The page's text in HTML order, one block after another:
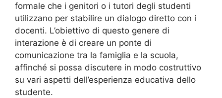
formale che i genitori o i tutori degli studenti
utilizzano per stabilire un dialogo diretto con i
docenti. L’obiettivo di questo genere di
interazione è di creare un ponte di
comunicazione tra la famiglia e la scuola,
affinché si possa discutere in modo costruttivo
su vari aspetti dell’esperienza educativa dello
studente.